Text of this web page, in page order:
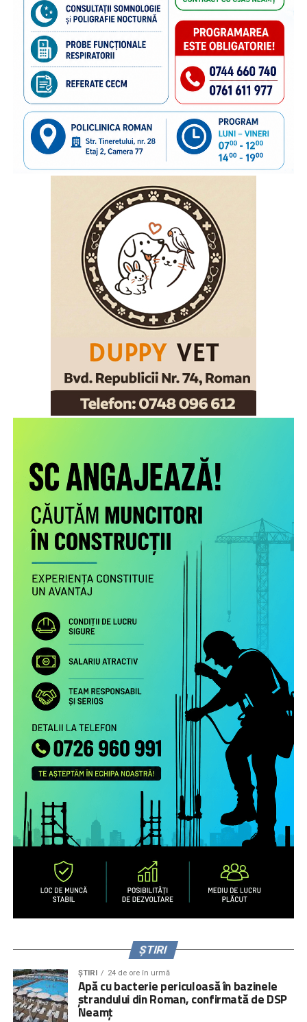
“Poliția de Frontieră Română este alături de Organizația
Salvați Copiii în acest demers de informare și prevenire,
deoarece știm că, dincolo de frontiere, există și povești de
familie care au nevoie de sprijin. În anii de colaborare am
susținut împreună transmiterea unor mesaje importante
către părinții care pleacă la muncă în străinătate,
încurajându-i să păstreze o legătură permanentă cu copiii
rămași acasă și să acorde atenție nevoilor lor emoționale.
Vom continua acest parteneriat, convinși că informarea și
cooperarea dintre instituții și organizațiile cu experiență
pot contribui la protejarea interesului superior al copilului
și la sprijinirea familiilor aflate în această situație”
inspectorul general al Poliției de Frontieră
Române, chestor principal de poliție Cornel Laurian
Scopul proiectului este creşterea gradului de
conştientizare a părinţilor români care muncesc în alte
state cu privire la nevoile copiilor rămaşi acasă,
necesitatea menţinerii comunicării cu aceştia şi cu
persoanele în grija cărora au rămas şi a legăturii cu
comunitatea de proveniență.
Proiectul include următoarele activități:
Studiu la nivel european privind patternurile de relaționare,
practicile de exercitare a rolului parental la distanță și
nevoile de sprijin ale familiilor transnaționale, în special ale
părinților români aflați la muncă în străinătate.
Campanie de informare și conștientizare cu privire la
nevoile copiilor rămaşi acasă, necesitatea menţinerii
comunicării cu aceştia şi cu persoanele în grija cărora au
rămas copiii şi a legăturii cu comunitatea de proveniență
(online, media) pentru peste 1.000.000 de români care
muncesc/trăiesc în alte state.
Servicii de informare şi consiliere pe teme psiho-
emoţionale şi juridice pentru 2.700 de părinţi români care
muncesc în alte state – prin intermediul secțiunii
interactive a site-ului
www.copiisinguriacasa.ro, liniei
telefonice dedicate, activităţi de informare și consiliere a
organizate în mediul rural și urban mic.
Context
ȘTIRI
ȘTIRI 24 de ore în urmă
Apă cu bacterie periculoasă în bazinele
ștrandului din Roman, confirmată de DSP
Neamț